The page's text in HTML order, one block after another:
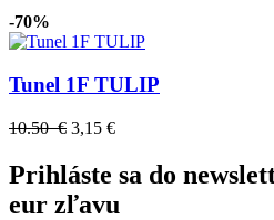
-70%
Tunel 1F TULIP
10.50 € 3,15 €
Prihláste sa do
eur zľavu